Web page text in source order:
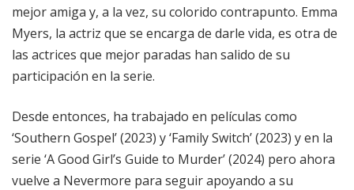
mejor amiga y, a la vez, su colorido contrapunto. Emma
Myers, la actriz que se encarga de darle vida, es otra de
las actrices que mejor paradas han salido de su
participación en la serie.
Desde entonces, ha trabajado en películas como
‘Southern Gospel’ (2023) y ‘Family Switch’ (2023) y en la
serie ‘A Good Girl’s Guide to Murder’ (2024) pero ahora
vuelve a Nevermore para seguir apoyando a su